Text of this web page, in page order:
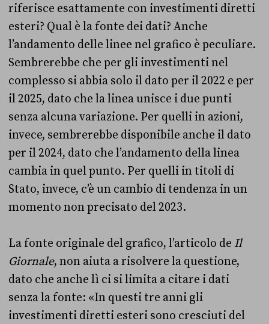
riferisce esattamente con investimenti diretti
esteri? Qual è la fonte dei dati? Anche
l’andamento delle linee nel grafico è peculiare.
Sembrerebbe che per gli investimenti nel
complesso si abbia solo il dato per il 2022 e per
il 2025, dato che la linea unisce i due punti
senza alcuna variazione. Per quelli in azioni,
invece, sembrerebbe disponibile anche il dato
per il 2024, dato che l’andamento della linea
cambia in quel punto. Per quelli in titoli di
Stato, invece, c’è un cambio di tendenza in un
momento non precisato del 2023.
La fonte originale del grafico, l’articolo de Il
Giornale, non aiuta a risolvere la questione,
dato che anche lì ci si limita a citare i dati
senza la fonte: «In questi tre anni gli
investimenti diretti esteri sono cresciuti del